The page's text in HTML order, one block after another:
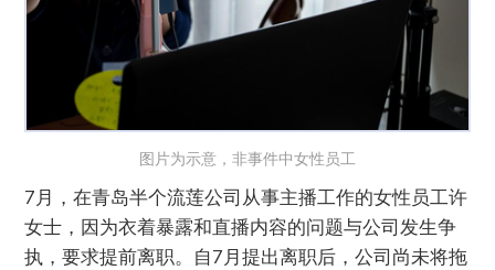
图片为示意，非事件中女性员工
7月，在青岛半个流莲公司从事主播工作的女性员工许
女士，因为衣着暴露和直播内容的问题与公司发生争
执，要求提前离职。自7月提出离职后，公司尚未将拖